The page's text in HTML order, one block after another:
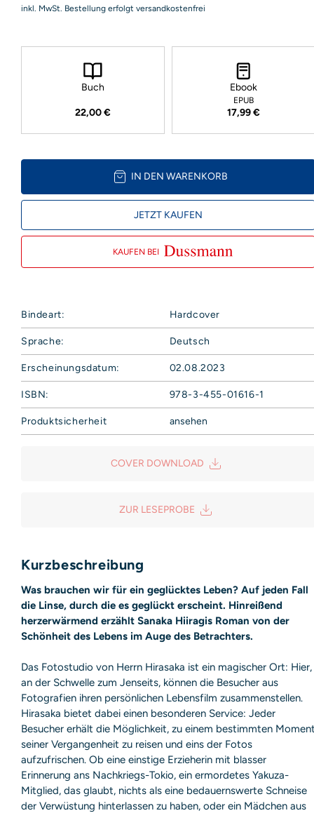
inkl. MwSt. Bestellung erfolgt versandkostenfrei
Buch
22,00 €
Ebook
EPUB
17,99 €
IN DEN WARENKORB
JETZT KAUFEN
KAUFEN BEI
Bindeart: Hardcover
Sprache: Deutsch
Erscheinungsdatum: 02.08.2023
ISBN: 978-3-455-01616-1
Produktsicherheit
ansehen
Sicherheitshinweis entsprechend Art. 9 Abs. 7 S. 2 der
COVER DOWNLOAD
ZUR LESEPROBE
Kurzbeschreibung
Was brauchen wir für ein geglücktes Leben? Auf jeden Fall
die Linse, durch die es geglückt erscheint. Hinreißend
herzerwärmend erzählt Sanaka Hiiragis Roman von der
Schönheit des Lebens im Auge des Betrachters.
Das Fotostudio von Herrn Hirasaka ist ein magischer Ort: Hier,
an der Schwelle zum Jenseits, können die Besucher aus
Fotografien ihren persönlichen Lebensfilm zusammenstellen.
Hirasaka bietet dabei einen besonderen Service: Jeder
Besucher erhält die Möglichkeit, zu einem bestimmten
seiner Vergangenheit zu reisen und eins der Fotos
aufzufrischen. Ob eine einstige Erzieherin mit blasser
Erinnerung ans Nachkriegs-Tokio, ein ermordetes Yakuza-
Mitglied, das glaubt, nichts als eine bedauernswerte Schneise
der Verwüstung hinterlassen zu haben, oder ein Mädchen aus